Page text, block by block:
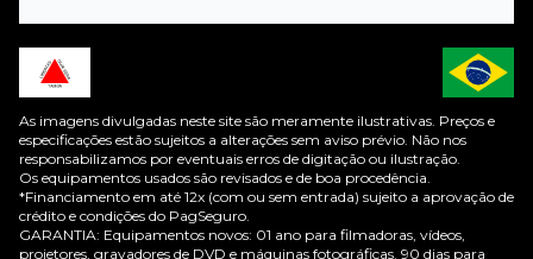
As imagens divulgadas neste site são meramente ilustrativas. Preços e
especificações estão sujeitos a alterações sem aviso prévio. Não nos
responsabilizamos por eventuais erros de digitação ou ilustração.
Os equipamentos usados são revisados e de boa procedência.
*Financiamento em até 12x (com ou sem entrada) sujeito a aprovação de
crédito e condições do PagSeguro.
GARANTIA: Equipamentos novos: 01 ano para filmadoras, vídeos,
projetores, gravadores de DVD e máquinas fotográficas. 90 dias para